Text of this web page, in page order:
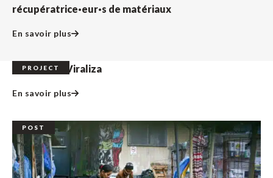
récupératrice·eur·s de matériaux
En savoir plus
PROJECT
CataSaúde Viraliza
En savoir plus
POST